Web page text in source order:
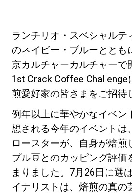
ランチリオ・スペシャルテ
のネイビー・ブルーととも
京カルチャーカルチャーで
1st Crack Coffee Challenge
煎愛好家の皆さまをご招待
例年以上に華やかなイベン
想される今年のイベントは
ロースターが、自身が焙煎
プル豆とのカッピング評価
まりました。7月26日に選
イナリストは、焙煎の真の
研究室紹介
サスティナビリティ
接続
お問い合わせ